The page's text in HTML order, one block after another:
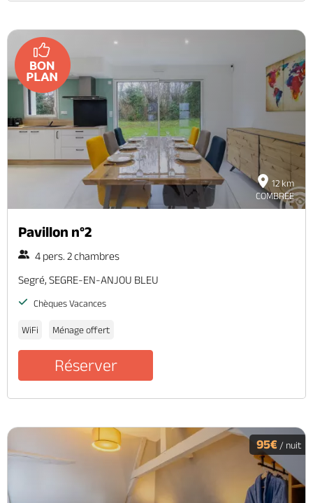
12 km
COMBREE
Pavillon n°2
4 pers. 2 chambres
Segré, SEGRE-EN-ANJOU BLEU
Chèques Vacances
WiFi Ménage offert
Réserver
95€ / nuit